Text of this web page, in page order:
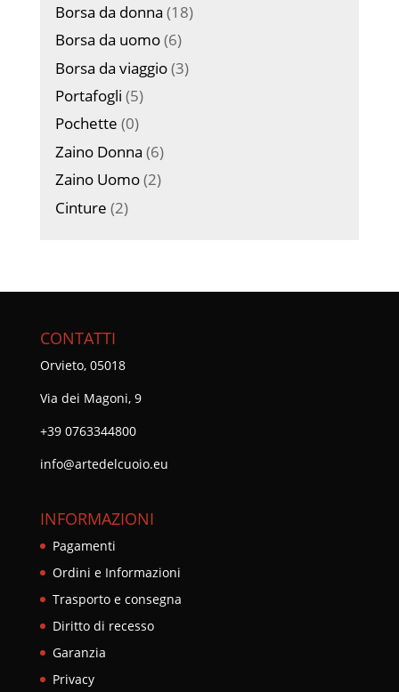
Borsa da donna (18)
Borsa da uomo(6)
Borsa da viaggio(3)
Portafogli (5)
Pochette (0)
Zaino Donna (6)
Zaino Uomo(2)
Cinture (2)
CONTATTI
Orvieto, 05018
Via dei Magoni, 9
+39 0763344800
info@artedelcuoio.eu
INFORMAZIONI
Pagamenti
Ordini e Informazioni
Trasporto e consegna
Diritto di recesso
Garanzia
Privacy